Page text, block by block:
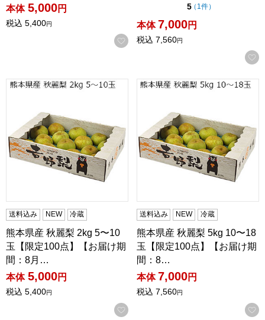
本体 5,000円
税込 5,400円
お気に入りに登録する
5点（5点満点中）
（ 1件の評価
）
本体 7,000円
税込 7,560円
熊本県産 秋麗梨 2kg 5〜10玉【限定100点】【お届け期間
送料込み NEW 冷蔵
熊本県産 秋麗梨 2kg 5〜10
玉【限定100点】【お届け期
間：8月…
本体 5,000円
税込 5,400円
お気に入りに登録する
熊本県産 秋麗梨 5kg 10〜18
送料込み NEW 冷蔵
熊本県産 秋麗梨 5kg 10〜18
玉【限定100点】【お届け期
間：8…
本体 7,000円
税込 7,560円